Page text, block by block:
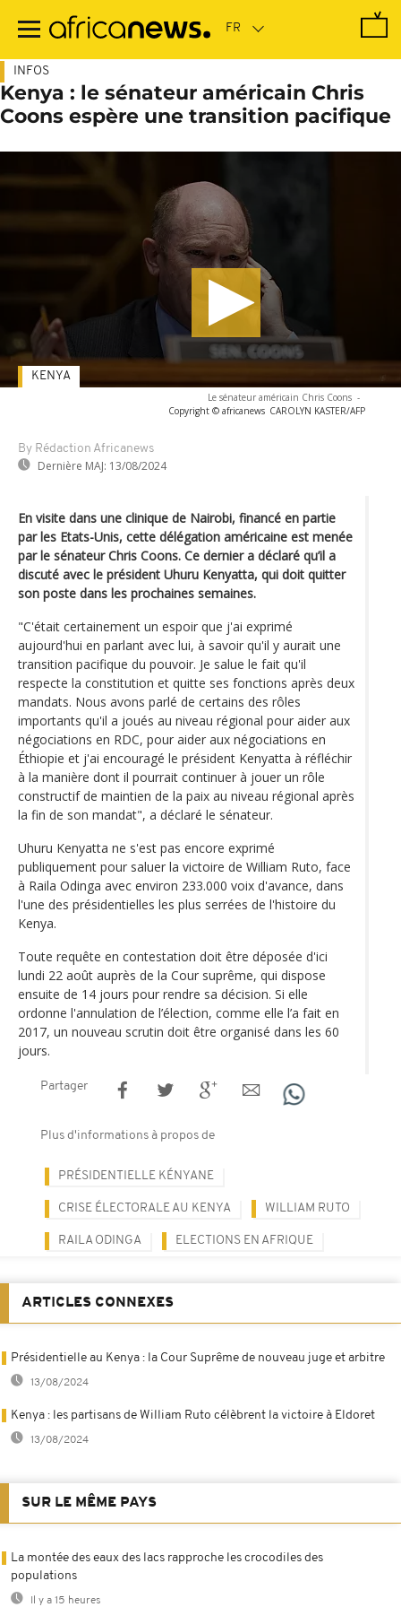
contenu
INFOS
Kenya : le sénateur américain Chris
Coons espère une transition pacifique
Le sénateur américain Chris Coons -
Copyright © africanews CAROLYN KASTER/AFP
By Rédaction Africanews
Dernière MAJ: 13/08/2024
KENYA
En visite dans une clinique de Nairobi, financé en partie
par les Etats-Unis, cette délégation américaine est menée
par le sénateur Chris Coons. Ce dernier a déclaré qu’il a
discuté avec le président Uhuru Kenyatta, qui doit quitter
son poste dans les prochaines semaines.
"C'était certainement un espoir que j'ai exprimé
aujourd'hui en parlant avec lui, à savoir qu'il y aurait une
transition pacifique du pouvoir. Je salue le fait qu'il
respecte la constitution et quitte ses fonctions après deux
mandats. Nous avons parlé de certains des rôles
importants qu'il a joués au niveau régional pour aider aux
négociations en RDC, pour aider aux négociations en
Éthiopie et j'ai encouragé le président Kenyatta à réfléchir
à la manière dont il pourrait continuer à jouer un rôle
constructif de maintien de la paix au niveau régional après
la fin de son mandat", a déclaré le sénateur.
Uhuru Kenyatta ne s'est pas encore exprimé
publiquement pour saluer la victoire de William Ruto, face
à Raila Odinga avec environ 233.000 voix d'avance, dans
l'une des présidentielles les plus serrées de l'histoire du
Kenya.
Toute requête en contestation doit être déposée d'ici
lundi 22 août auprès de la Cour suprême, qui dispose
ensuite de 14 jours pour rendre sa décision. Si elle
ordonne l'annulation de l’élection, comme elle l’a fait en
2017, un nouveau scrutin doit être organisé dans les 60
jours.
Partager
Plus d'informations à propos de
PRÉSIDENTIELLE KÉNYANE
CRISE ÉLECTORALE AU KENYA WILLIAM RUTO
RAILA ODINGA ELECTIONS EN AFRIQUE
ARTICLES CONNEXES
Présidentielle au Kenya : la Cour Suprême de nouveau juge et arbitre
13/08/2024
Kenya : les partisans de William Ruto célèbrent la victoire à Eldoret
13/08/2024
SUR LE MÊME PAYS
La montée des eaux des lacs rapproche les crocodiles des
populations
Il y a 15 heures